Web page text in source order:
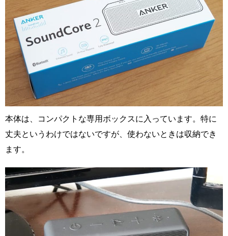
本体は、コンパクトな専用ボックスに入っています。特に
丈夫というわけではないですが、使わないときは収納でき
ます。